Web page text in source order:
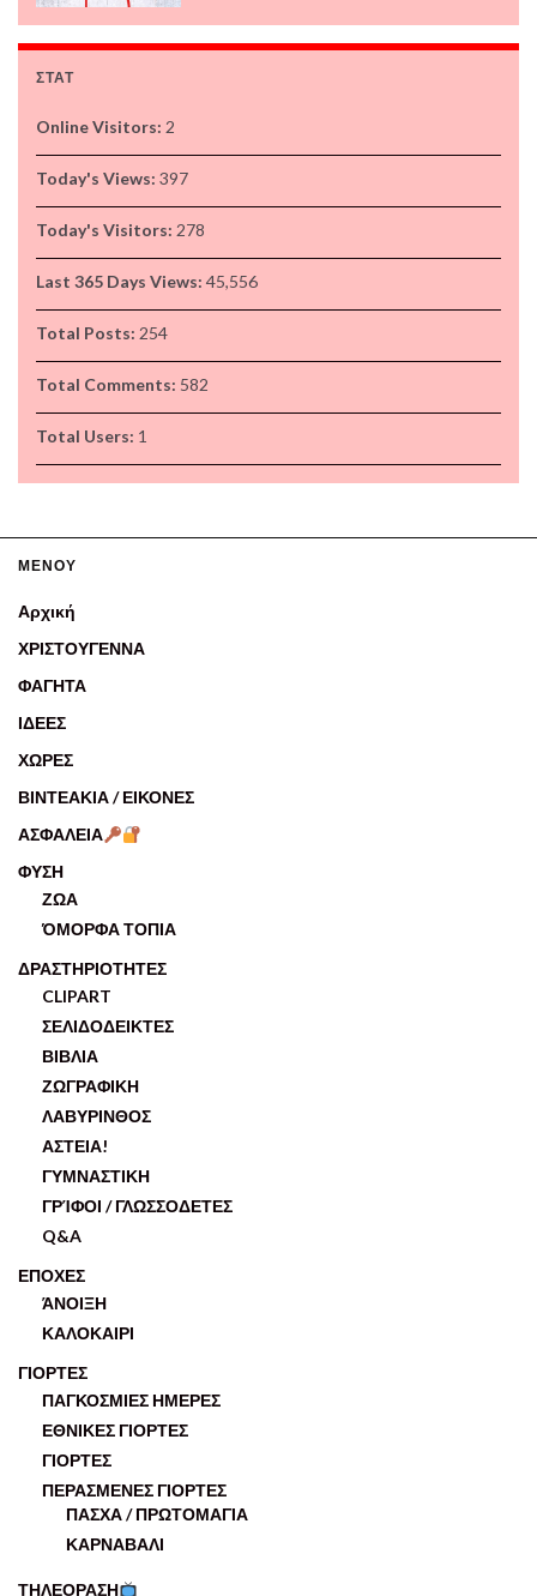
ΣΤΑΤ
Online Visitors: 2
Today's Views: 397
Today's Visitors: 278
Last 365 Days Views: 45,556
Total Posts: 254
Total Comments: 582
Total Users: 1
ΜΕΝΟΥ
Αρχική
ΧΡΙΣΤΟΥΓΕΝΝΑ
ΦΑΓΗΤΑ
ΙΔΕΕΣ
ΧΩΡΕΣ
ΒΙΝΤΕΑΚΙΑ / ΕΙΚΟΝΕΣ
ΑΣΦΑΛΕΙΑ
ΦΥΣΗ
ΖΩΑ
ΌΜΟΡΦΑ ΤΟΠΙΑ
ΔΡΑΣΤΗΡΙΟΤΗΤΕΣ
CLIPART
ΣΕΛΙΔΟΔΕΙΚΤΕΣ
ΒΙΒΛΙΑ
ΖΩΓΡΑΦΙΚΗ
ΛΑΒΥΡΙΝΘΟΣ
ΑΣΤΕΙΑ!
ΓΥΜΝΑΣΤΙΚΗ
ΓΡΊΦΟΙ / ΓΛΩΣΣΟΔΕΤΕΣ
Q&A
ΕΠΟΧΕΣ
ΆΝΟΙΞΗ
ΚΑΛΟΚΑΙΡΙ
ΓΙΟΡΤΕΣ
ΠΑΓΚΟΣΜΙΕΣ ΗΜΕΡΕΣ
ΕΘΝΙΚΕΣ ΓΙΟΡΤΕΣ
ΓΙΟΡΤΕΣ
ΠΕΡΑΣΜΕΝΕΣ ΓΙΟΡΤΕΣ
ΠΑΣΧΑ / ΠΡΩΤΟΜΑΓΙΑ
ΚΑΡΝΑΒΑΛΙ
ΤΗΛΕΟΡΑΣΗ